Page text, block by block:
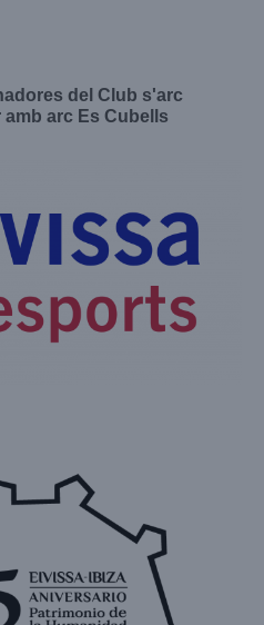
del Club s'arc
arc Es Cubells